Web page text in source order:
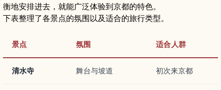
衡地安排进去，就能广泛体验到京都的特色。
下表整理了各景点的氛围以及适合的旅行类型。
景点 氛围 适合人群
清水寺 舞台与坡道 初次来京都